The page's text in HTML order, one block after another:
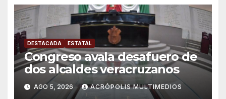
DESTACADA ESTATAL
Congreso avala desafuero de
dos alcaldes veracruzanos
AGO 5, 2026 ACRÓPOLIS MULTIMEDIOS